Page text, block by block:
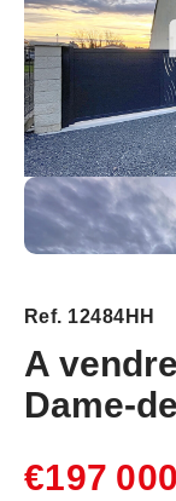
Ref. 12484HH
A
Dame-
€197 000